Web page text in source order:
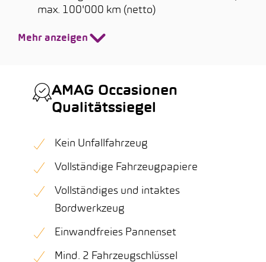
max. 100'000 km (netto)
Mehr anzeigen
AMAG Occasionen
Qualitätssiegel
Kein Unfallfahrzeug
Vollständige Fahrzeugpapiere
Vollständiges und intaktes
Bordwerkzeug
Einwandfreies Pannenset
Mind. 2 Fahrzeugschlüssel